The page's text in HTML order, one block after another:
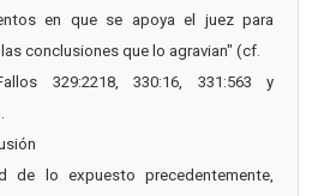
en que se apoya el juez para
conclusiones que lo agravian" (cf.
329:2218, 330:16, 331:563 y
de lo expuesto precedentemente,